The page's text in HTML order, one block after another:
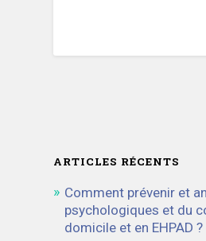
ARTICLES RÉCENTS
Comment prévenir et
psychologiques et du
domicile et en EHPAD ?